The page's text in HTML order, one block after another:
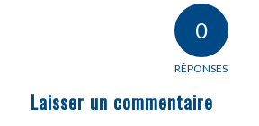
0
RÉPONSES
Laisser un commentaire